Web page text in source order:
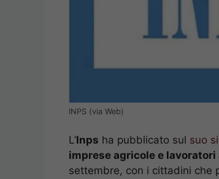
INPS (via Web)
L’Inps ha pubblicato sul suo
imprese agricole e lavoratori
settembre, con i cittadini che